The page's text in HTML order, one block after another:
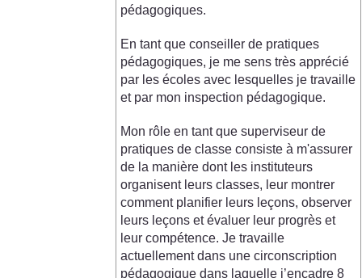
pédagogiques.
En tant que conseiller de pratiques
pédagogiques, je me sens très apprécié
par les écoles avec lesquelles je travaille
et par mon inspection pédagogique.
Mon rôle en tant que superviseur de
pratiques de classe consiste à m'assurer
de la manière dont les instituteurs
organisent leurs classes, leur montrer
comment planifier leurs leçons, observer
leurs leçons et évaluer leur progrès et
leur compétence. Je travaille
actuellement dans une circonscription
pédagogique dans laquelle j’encadre 8